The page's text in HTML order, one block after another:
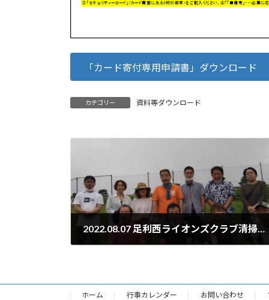
「カード寄付専用申請書」ダウンロード
カテゴリー 資料等ダウンロード
2022.08.07 足利西ライオンズクラブ清掃活動
ホーム 行事カレンダー お問い合わせ